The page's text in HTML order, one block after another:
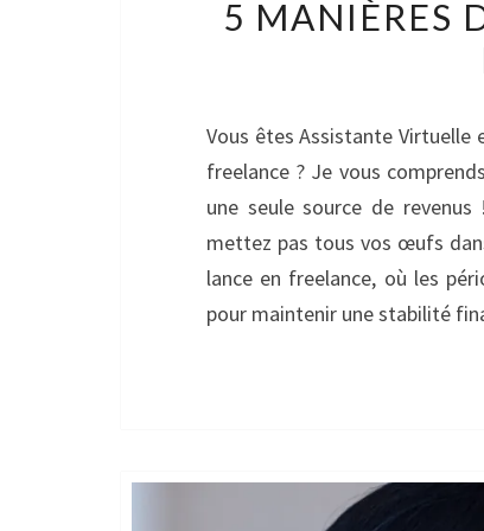
5 MANIÈRES
Vous êtes Assistante Virtuelle
freelance ? Je vous
une seule source de
mettez pas tous vos œufs
lance en freelance, où les
pour maintenir une stabilité